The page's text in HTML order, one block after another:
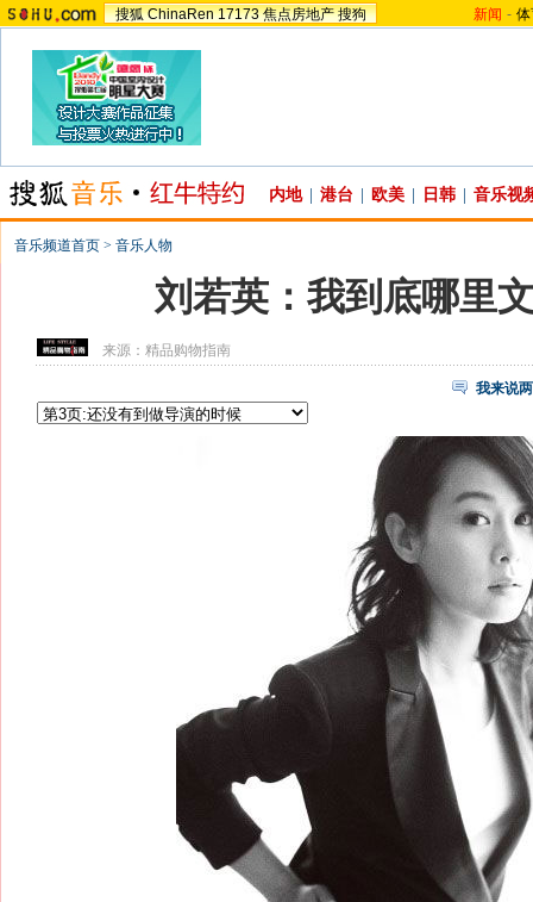
搜狐 ChinaRen 17173 焦点房地产 搜狗 新闻 -
内地 港台 欧美 日韩 音乐视
音乐频道首页 > 音乐人物
刘若英：我到底哪里
来源： 精品购物指南
我来说